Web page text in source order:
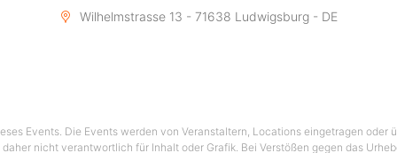
Wilhelmstrasse 13 - 71638 Ludwigsburg - DE
Events. Die Events werden von Veranstaltern, Locations eingetragen oder
nicht verantwortlich für Inhalt oder Grafik. Bei Verstößen gegen das